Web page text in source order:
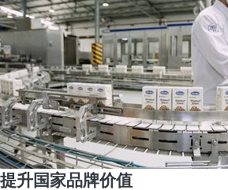
提升国家品牌价值